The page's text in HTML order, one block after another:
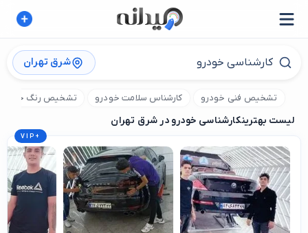
شرق تهران
تشخیص فنی خودرو کارشناس سلامت خودرو تشخیص رنگ خودرو
لیست بهترینکارشناسی خودرو در شرق تهران
VIP +